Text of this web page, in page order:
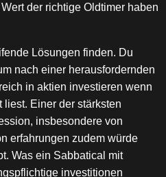
der richtige Oldtimer haben
Lösungen finden. Du
nach einer herausfordernden
in aktien investieren wenn
liest. Einer der stärksten
insbesondere von
erfahrungen zudem würde
Was ein Sabbatical mit
investitionen